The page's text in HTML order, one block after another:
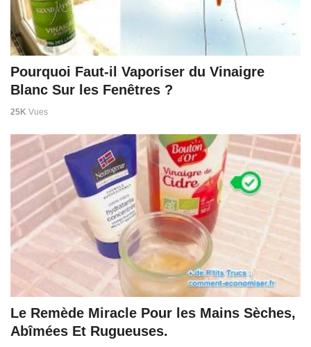
Pourquoi Faut-il Vaporiser du Vinaigre
Blanc Sur les Fenêtres ?
25K Vues
Le Remède Miracle Pour les Mains Sèches,
Abîmées Et Rugueuses.